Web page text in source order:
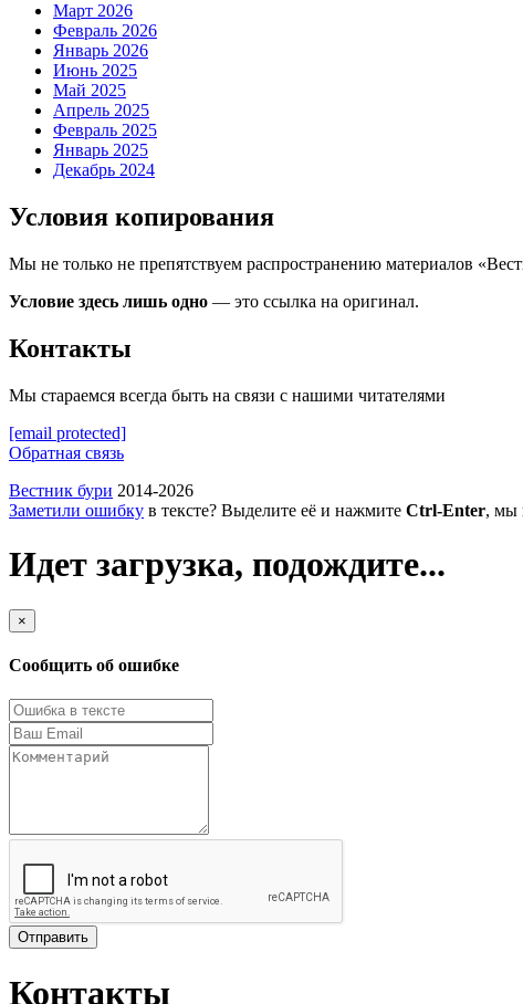
Март 2026
Февраль 2026
Январь 2026
Июнь 2025
Май 2025
Апрель 2025
Февраль 2025
Январь 2025
Декабрь 2024
Условия копирования
Мы не только не препятствуем распространению материалов
Условие здесь лишь одно — это ссылка на оригинал.
Контакты
Мы стараемся всегда быть на связи с нашими читателями
[email protected]
Обратная связь
Вестник бури 2014-2026
Заметили ошибку в тексте? Выделите её и нажмите Ctrl-Enter, мы
Идет загрузка, подождите...
×
Сообщить об ошибке
Отправить
Контакты